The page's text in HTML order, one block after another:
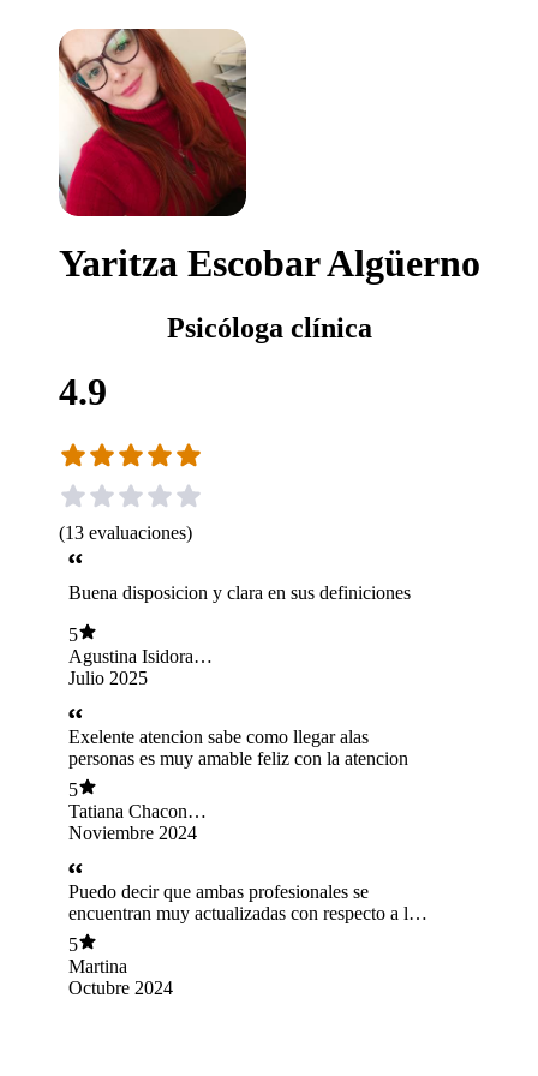
Yaritza Escobar Algüerno
Psicóloga clínica
4.9
(13 evaluaciones)
Buena disposicion y clara en sus definiciones
5
Agustina Isidora
Reyes Astudillo
Julio 2025
Exelente atencion sabe como llegar alas
personas es muy amable feliz con la atencion
5
Tatiana Chacon
Contreras
Noviembre 2024
Puedo decir que ambas profesionales se
encuentran muy actualizadas con respecto a los
test y cómo mirar las neurodiversidad, muchas
veces los profesionales sin desmerecer te hacen
sentir el diagnóstico como trágico, esto genera
que se fomenten más los estados ansiosos
5
Martina
Octubre 2024